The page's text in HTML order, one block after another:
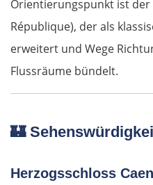
Orientierungspunkt ist der
République), der als
erweitert und Wege
Flussräume bündelt.
🏰
Herzogsschloss Caen